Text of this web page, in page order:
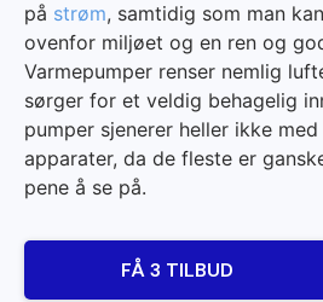
på strøm, samtidig som man
ovenfor miljøet og en ren og
Varmepumper renser nemlig
sørger for et veldig behagelig
pumper sjenerer heller ikke
apparater, da de fleste er
pene å se på.
FÅ 3 TILBUD